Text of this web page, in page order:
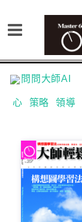
問問大師AI
心 策略 領導